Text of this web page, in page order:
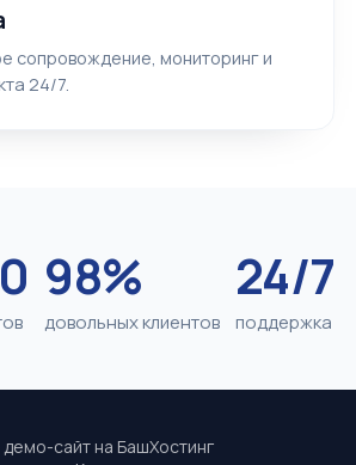
сопровождение, мониторинг и
24/7.
98%
довольных клиентов
24/7
поддержка
сайт на БашХостинг